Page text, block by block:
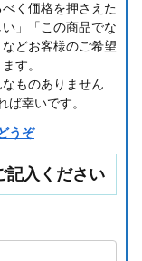
く価格を押さえた
」「この商品でな
どお客様のご希望
す。
ものありません
幸いです。
うぞ
記入ください